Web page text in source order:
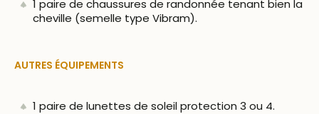
1 paire de chaussures de randonnée tenant bien la
cheville (semelle type Vibram).
AUTRES ÉQUIPEMENTS
1 paire de lunettes de soleil protection 3 ou 4.